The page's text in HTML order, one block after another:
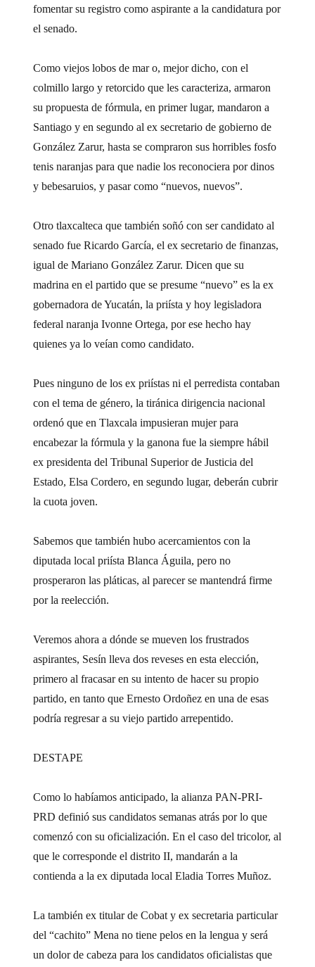
fomentar su registro como aspirante a la candidatura por
el senado.
Como viejos lobos de mar o, mejor dicho, con el
colmillo largo y retorcido que les caracteriza, armaron
su propuesta de fórmula, en primer lugar, mandaron a
Santiago y en segundo al ex secretario de gobierno de
González Zarur, hasta se compraron sus horribles fosfo
tenis naranjas para que nadie los reconociera por dinos
y bebesaruios, y pasar como “nuevos, nuevos”.
Otro tlaxcalteca que también soñó con ser candidato al
senado fue Ricardo García, el ex secretario de finanzas,
igual de Mariano González Zarur. Dicen que su
madrina en el partido que se presume “nuevo” es la ex
gobernadora de Yucatán, la priísta y hoy legisladora
federal naranja Ivonne Ortega, por ese hecho hay
quienes ya lo veían como candidato.
Pues ninguno de los ex priístas ni el perredista contaban
con el tema de género, la tiránica dirigencia nacional
ordenó que en Tlaxcala impusieran mujer para
encabezar la fórmula y la ganona fue la siempre hábil
ex presidenta del Tribunal Superior de Justicia del
Estado, Elsa Cordero, en segundo lugar, deberán cubrir
la cuota joven.
Sabemos que también hubo acercamientos con la
diputada local priísta Blanca Águila, pero no
prosperaron las pláticas, al parecer se mantendrá firme
por la reelección.
Veremos ahora a dónde se mueven los frustrados
aspirantes, Sesín lleva dos reveses en esta elección,
primero al fracasar en su intento de hacer su propio
partido, en tanto que Ernesto Ordoñez en una de esas
podría regresar a su viejo partido arrepentido.
DESTAPE
Como lo habíamos anticipado, la alianza PAN-PRI-
PRD definió sus candidatos semanas atrás por lo que
comenzó con su oficialización. En el caso del tricolor, al
que le corresponde el distrito II, mandarán a la
contienda a la ex diputada local Eladia Torres Muñoz.
La también ex titular de Cobat y ex secretaria particular
del “cachito” Mena no tiene pelos en la lengua y será
un dolor de cabeza para los candidatos oficialistas que